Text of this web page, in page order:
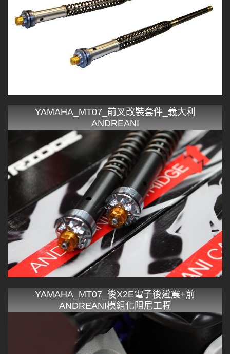
YAMAHA_MT07_前叉改裝套件_義大利
ANDREANI
YAMAHA_MT07_後X2E電子後避震+前
ANDREANI模組化阻尼工程